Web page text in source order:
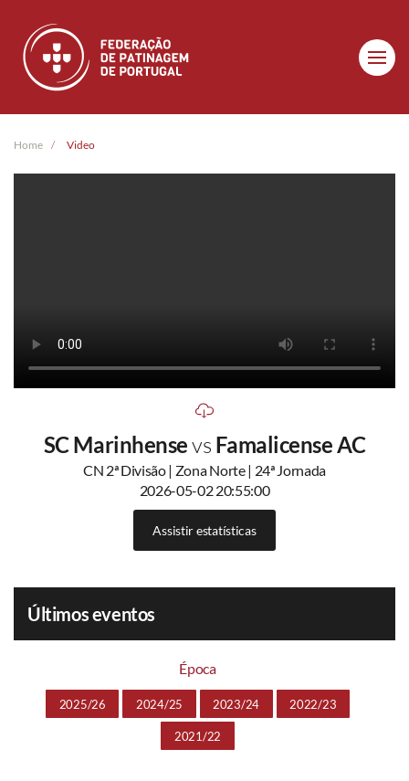
Skip to main content
Home Video
SC Marinhensevs Famalicense AC
CN 2ª Divisão | Zona Norte | 24ª Jornada
2026-05-02 20:55:00
Assistir estatísticas
Últimos eventos
Época
2025/26 2024/25 2023/24 2022/23
2021/22